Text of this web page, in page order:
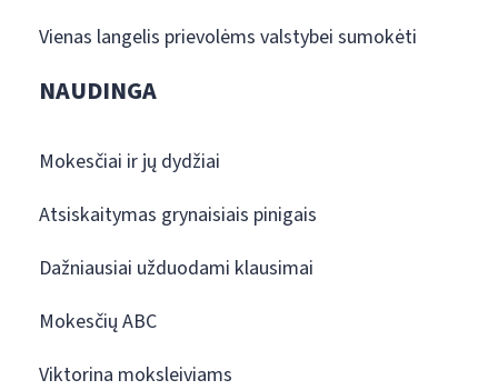
Vienas langelis prievolėms valstybei sumokėti
NAUDINGA
Mokesčiai ir jų dydžiai
Atsiskaitymas grynaisiais pinigais
Dažniausiai užduodami klausimai
Mokesčių ABC
Viktorina moksleiviams